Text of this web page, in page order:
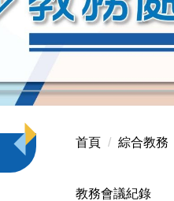
首頁 綜合教務
教務會議紀錄